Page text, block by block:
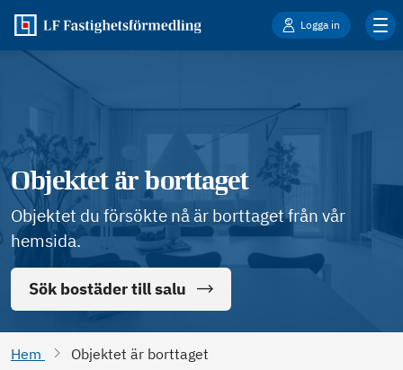
Logga in
Objektet är borttaget
Objektet du försökte nå är borttaget från vår
hemsida.
Sök bostäder till salu
Hem Objektet är borttaget